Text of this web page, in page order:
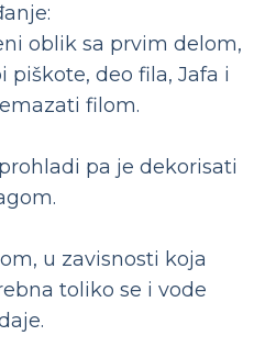
oblik sa prvim delom,
piškote, deo fila, Jafa i
filom.
pa je dekorisati
u zavisnosti koja
toliko se i vode